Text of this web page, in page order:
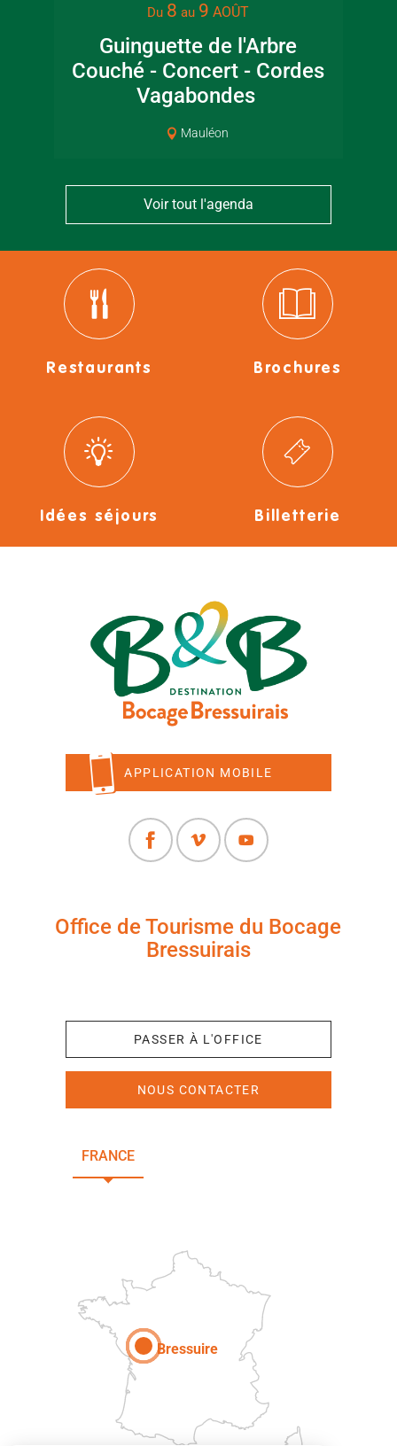
Du 8 au 9 AOÛT
Guinguette de l'Arbre
Couché - Concert - Cordes
Vagabondes
Mauléon
Voir tout l'agenda
Restaurants Brochures
Idées séjours Billetterie
APPLICATION MOBILE
Office de Tourisme du Bocage
Bressuirais
PASSER À L'OFFICE
NOUS CONTACTER
FRANCE
Bressuire